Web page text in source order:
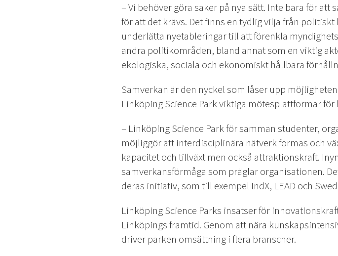
– Vi behöver göra saker på nya sätt. Inte bara för
för att det krävs. Det finns en tydlig vilja från
underlätta nyetableringar till att förenkla
andra politikområden, bland annat som en viktig
ekologiska, sociala och ekonomiskt hållbara
Samverkan är den nyckel som låser upp
Linköping Science Park viktiga mötesplattformar
– Linköping Science Park för samman studenter,
möjliggör att interdisciplinära nätverk formas och
kapacitet och tillväxt men också attraktionskraft.
samverkansförmåga som präglar organisationen.
deras initiativ, som till exempel IndX, LEAD och
Linköping Science Parks insatser för
Linköpings framtid. Genom att nära
driver parken omsättning i flera branscher.